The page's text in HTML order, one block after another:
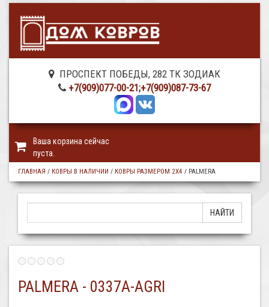
ПРОСПЕКТ ПОБЕДЫ, 282 ТК ЗОДИАК
+7(909)077-00-21;+7(909)087-73-67
Ваша корзина сейчас
пуста.
ГЛАВНАЯ / КОВРЫ В НАЛИЧИИ / КОВРЫ РАЗМЕРОМ 2Х4 / PALMERA
PALMERA - 0337A-AGRI